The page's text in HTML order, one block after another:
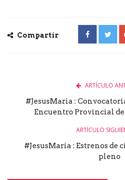
Compartir
ARTÍCULO
#JesusMaria :
Encuentro Provincial
ARTÍCULO
#JesusMaria : Estrenos de
pleno